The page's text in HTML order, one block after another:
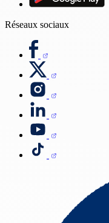
Réseaux sociaux